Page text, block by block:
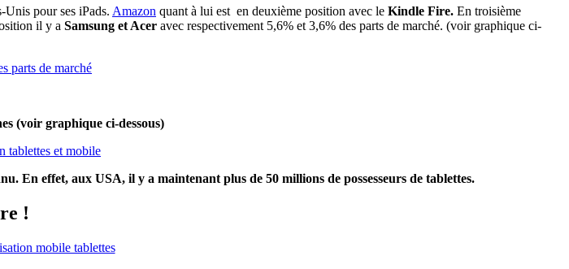
Unis pour ses iPads. Amazon quant à lui est en deuxième position avec le Kindle Fire. En troisième
il y a Samsung et Acer avec respectivement 5,6% et 3,6% des parts de marché. (voir graphique ci-
(voir graphique ci-dessous)
En effet, aux USA, il y a maintenant plus de 50 millions de possesseurs de tablettes.
!